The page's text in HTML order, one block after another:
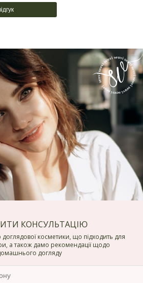
КОНСУЛЬТАЦІЮ
доглядової косметики, що підходить для
а також дамо рекомендації щодо
догляду